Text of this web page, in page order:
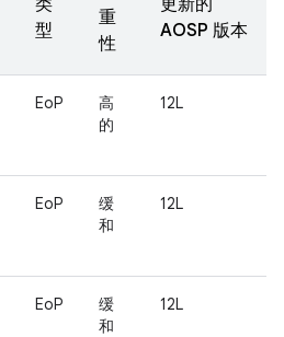
类
型
重
性
更新的
AOSP 版本
EoP
高
的
12L
EoP
缓
和
12L
EoP
缓
和
12L